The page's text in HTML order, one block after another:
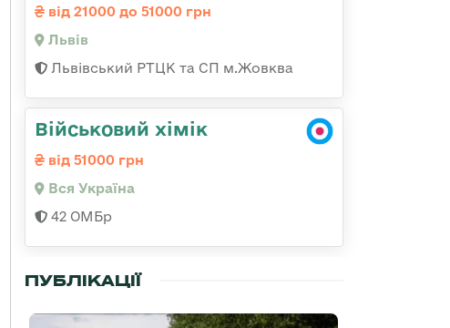
від 21000 до 51000 грн
Львів
Львівський РТЦК та СП м.Жовква
Військовий хімік
від 51000 грн
Вся Україна
42 ОМБр
ПУБЛІКАЦІЇ